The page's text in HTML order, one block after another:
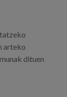
arteko
dituen